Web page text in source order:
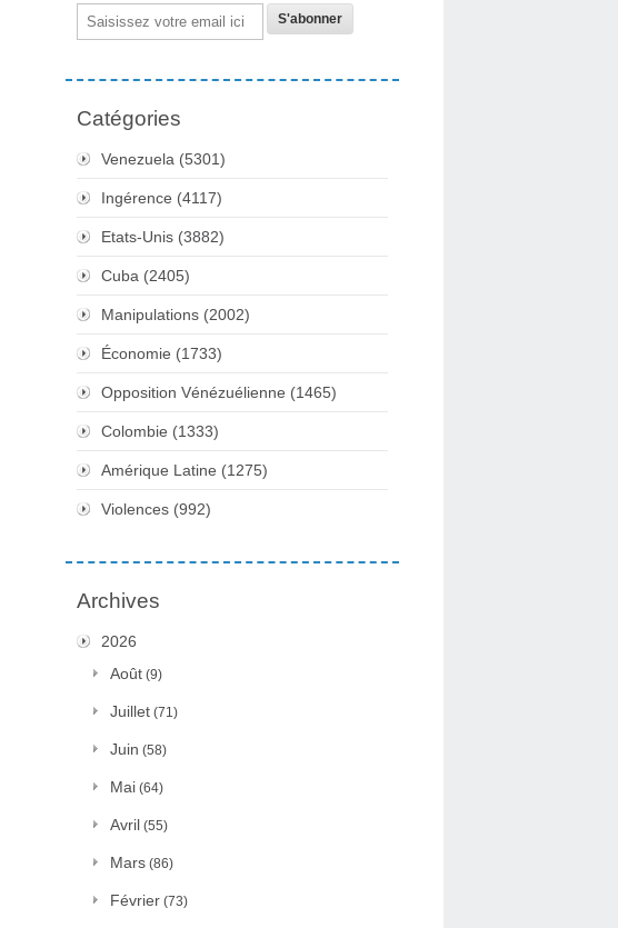
Email
Catégories
Venezuela (5301)
Ingérence (4117)
Etats-Unis (3882)
Cuba (2405)
Manipulations (2002)
Économie (1733)
Opposition Vénézuélienne (1465)
Colombie (1333)
Amérique Latine (1275)
Violences (992)
Archives
2026
Août (9)
Juillet (71)
Juin (58)
Mai (64)
Avril (55)
Mars (86)
Février (73)